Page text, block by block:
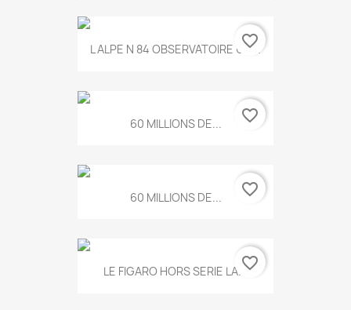
L ALPE N 84 OBSERVATOIRE UN...
favorite_border
60 MILLIONS DE... favorite_border
60 MILLIONS DE... favorite_border
LE FIGARO HORS SERIE LA...favorite_border